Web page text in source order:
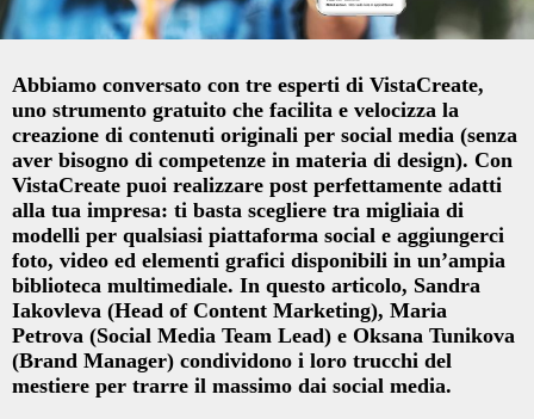
Abbiamo conversato con tre esperti di VistaCreate,
uno strumento gratuito che facilita e velocizza la
creazione di contenuti originali per social media (senza
aver bisogno di competenze in materia di design). Con
VistaCreate puoi realizzare post perfettamente adatti
alla tua impresa: ti basta scegliere tra migliaia di
modelli per qualsiasi piattaforma social e aggiungerci
foto, video ed elementi grafici disponibili in un’ampia
biblioteca multimediale. In questo articolo, Sandra
Iakovleva (Head of Content Marketing), Maria
Petrova (Social Media Team Lead) e Oksana Tunikova
(Brand Manager) condividono i loro trucchi del
mestiere per trarre il massimo dai social media.